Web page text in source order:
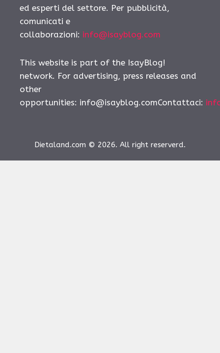
ed esperti del settore. Per pubblicità,
comunicati e
collaborazioni: info@isayblog.com
This website is part of the IsayBlog!
network. For advertising, press releases and
other
opportunities: info@isayblog.comContattaci:
Dietaland.com © 2026. All right reserverd.